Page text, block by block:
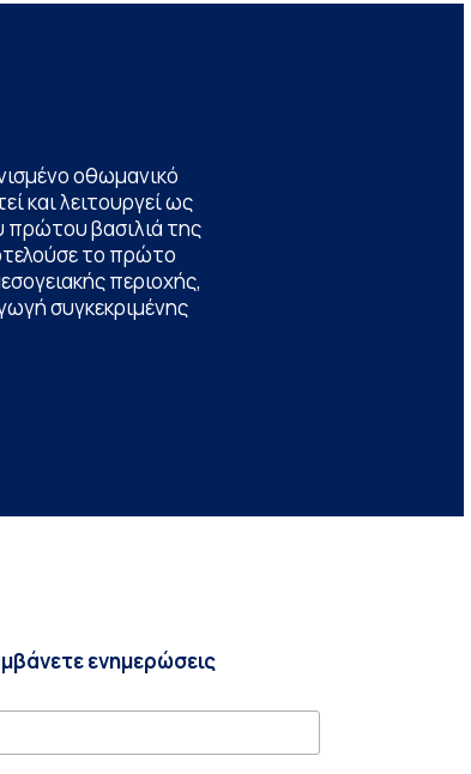
οθωμανικό
και λειτουργεί ως
πρώτου βασιλιά της
το πρώτο
περιοχής,
συγκεκριμένης
ενημερώσεις